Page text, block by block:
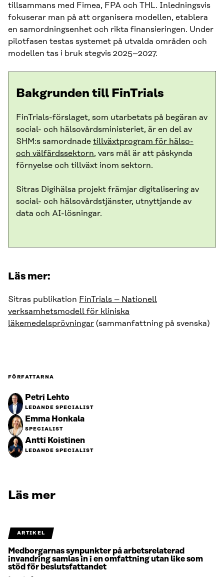
tillsammans med Fimea, FPA och THL. Inledningsvis
fokuserar man på att organisera modellen, etablera
en samordningsenhet och rikta finansieringen. Under
pilotfasen testas systemet på utvalda områden och
modellen tas i bruk stegvis 2025–2027.
Bakgrunden till FinTrials
FinTrials-förslaget, som utarbetats på begäran av
social- och hälsovårdsministeriet, är en del av
SHM:s samordnade tillväxtprogram för hälso-
och välfärdssektorn, vars mål är att påskynda
förnyelse och tillväxt inom sektorn.
Sitras Digihälsa projekt främjar digitalisering av
social- och hälsovårdstjänster, utnyttjande av
data och AI-lösningar.
Läs mer:
Sitras publikation FinTrials – Nationell
verksamhetsmodell för kliniska
läkemedelsprövningar (sammanfattning på svenska)
FÖRFATTARNA
Petri Lehto
LEDANDE SPECIALIST
Emma Honkala
SPECIALIST
Antti Koistinen
LEDANDE SPECIALIST
Läs mer
ARTIKEL
Medborgarnas synpunkter på arbetsrelaterad
invandring samlas in i en omfattning utan like som
stöd för beslutsfattandet